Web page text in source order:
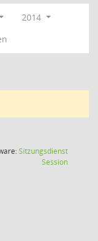
2014
Sitzungsdienst
Session(Wird in